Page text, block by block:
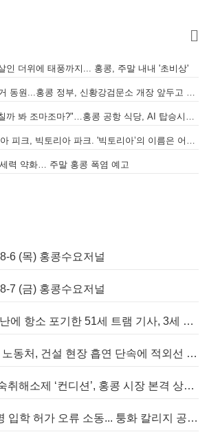
인 더위에 태풍까지... 홍콩, 주말 내내 '초비상'
[홍콩교통] 1,000명 대거 동원...홍콩 정부, 신황강검문소 개장 앞두고 실전 훈련 돌입
[홍콩공항] "비행기 놓칠까 봐 조마조마?"…홍콩 공항 식당, AI 탑승시간 계산해 메뉴 추천해 준다
빅토리아 하버, 빅토리아 피크, 빅토리아 파크. '빅토리아’의 이름은 어떻게 온 걸까? - [이승권 원장의 생활칼럼]
력 약화… 주말 홍콩 폭염 예고
6 (목) 홍콩수요저널
7 (금) 홍콩수요저널
[홍콩뉴스] 경제난에 항소 포기한 51세 트램 기사, 3세 여아 치사 혐의로 '4주 감옥행'
[홍콩뉴스] 홍콩 노동처, 건설 현장 흡연 단속에 적외선 드론 투입 검토
대한민국 대표 숙취해소제 ‘컨디션’, 홍콩 시장 본격 상륙… 왓슨스 입점 기념 할인 행사 진행
[홍콩대학] 1만명 입학 허가 오류 소동... 퉁화 칼리지 공식 사과